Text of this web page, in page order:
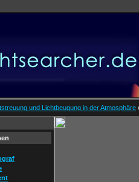
und Lichtbeugung in der Atmosphäre